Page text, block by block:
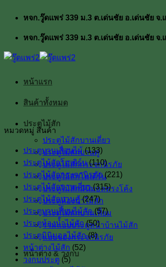
หจก.วู๊ดแพร่ 339 ม.3 ต.เด่นชัย อ.เด่นชัย จ
หจก.วู๊ดแพร่ 339 ม.3 ต.เด่นชัย อ.เด่นชัย จ
หน้าแรก
สินค้าทั้งหมด
ประตูไม้สัก
ประตูไม้สักบานเดี่ยว
ประตูไม้สักบานคู่
ประตูไม้สักกระจกนิรภัย
ประตูไม้สักโมเดิร์น
ประตูไม้สักมินิมอลทรงโค้ง
ประตูห้องน้ำไม้สัก
ประตูไม้สักบานเฟี้ยม
รวมแบบประตูหน้าบ้านไม้สัก
แบบของกระจกนิรภัย
หน้าต่าง & วงกบ
หมวดหมู่ สินค้า
ประตูบานเลื่อนไม้ (133)
ประตูไม้สักโมเดิร์น (110)
ประตูไม้สักกระจกนิรภัย (221)
ประตูไม้สักบานเดี่ยว (315)
ประตูไม้สักบานคู่ (247)
ประตูบานเฟี้ยมไม้สัก (57)
ประตูห้องน้ำไม้สัก (50)
ประตูมินิมอลไม้สัก (8)
หน้าต่างไม้สัก (52)
วงกบประตู (5)